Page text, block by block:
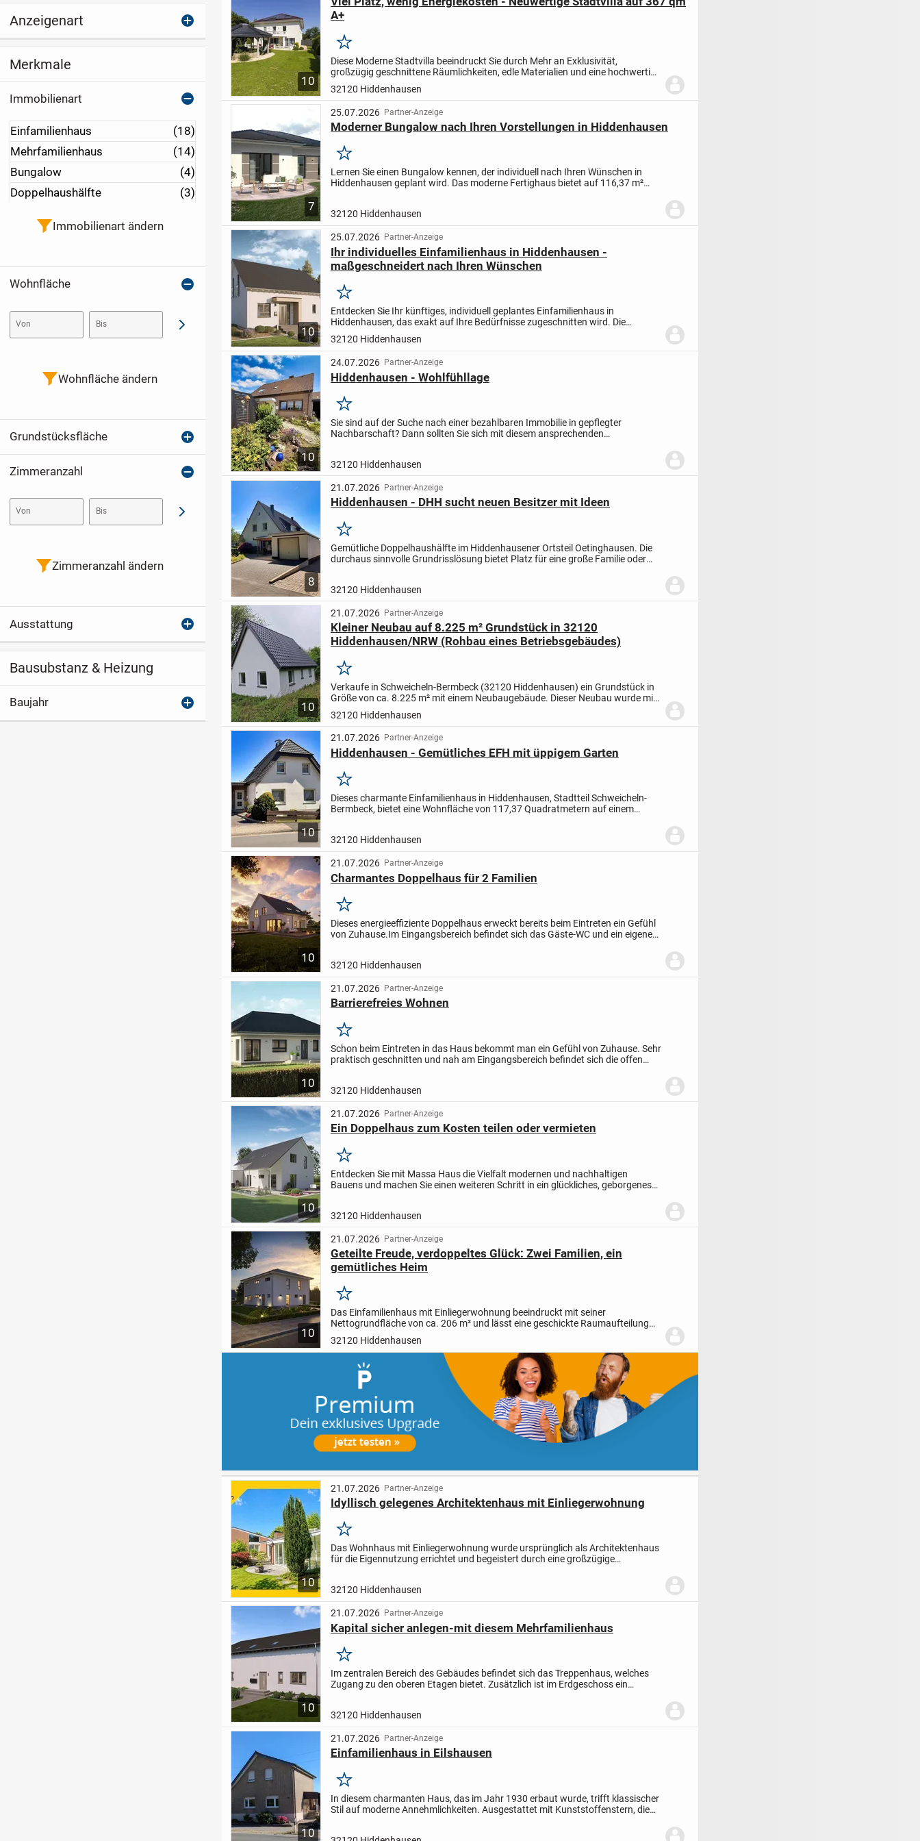
10
A+
Merken
Diese Moderne Stadtvilla beeindruckt Sie durch Mehr an Exklusivität,
großzügig geschnittene Räumlichkeiten, edle Materialien und eine hochwertige
Ausstattung. Eine äußerst großzügige Wohnfläche von...
32120 Hiddenhausen
7
25.07.2026 Partner-Anzeige
Moderner Bungalow nach Ihren Vorstellungen in Hiddenhausen
Merken
Lernen Sie einen Bungalow kennen, der individuell nach Ihren Wünschen in
Hiddenhausen geplant wird. Das moderne Fertighaus bietet auf 116,37 m²
32120 Hiddenhausen
10
25.07.2026 Partner-Anzeige
Ihr individuelles Einfamilienhaus in Hiddenhausen -
maßgeschneidert nach Ihren Wünschen
Merken
Entdecken Sie Ihr künftiges, individuell geplantes Einfamilienhaus in
Hiddenhausen, das exakt auf Ihre Bedürfnisse zugeschnitten wird. Die
großzügige Wohnfläche von 142,23 m² bietet Ihnen ein cleveres...
32120 Hiddenhausen
10
24.07.2026 Partner-Anzeige
Hiddenhausen - Wohlfühllage
Merken
Sie sind auf der Suche nach einer bezahlbaren Immobilie in gepflegter
Nachbarschaft? Dann sollten Sie sich mit diesem ansprechenden
32120 Hiddenhausen
8
21.07.2026 Partner-Anzeige
Hiddenhausen - DHH sucht neuen Besitzer mit Ideen
Merken
Gemütliche Doppelhaushälfte im Hiddenhausener Ortsteil Oetinghausen. Die
durchaus sinnvolle Grundrisslösung bietet Platz für eine große Familie oder
32120 Hiddenhausen
10
21.07.2026 Partner-Anzeige
Kleiner Neubau auf 8.225 m² Grundstück in 32120
Hiddenhausen/NRW (Rohbau eines Betriebsgebäudes)
Merken
Verkaufe in Schweicheln-Bermbeck (32120 Hiddenhausen) ein Grundstück in
Größe von ca. 8.225 m² mit einem Neubaugebäude. Dieser Neubau wurde mit
einer 20 cm Außenwärmedämmung errichtet und hat...
32120 Hiddenhausen
10
21.07.2026 Partner-Anzeige
Hiddenhausen - Gemütliches EFH mit üppigem Garten
Merken
Dieses charmante Einfamilienhaus in Hiddenhausen, Stadtteil Schweicheln-
Bermbeck, bietet eine Wohnfläche von 117,37 Quadratmetern auf einem
32120 Hiddenhausen
10
21.07.2026 Partner-Anzeige
Charmantes Doppelhaus für 2 Familien
Merken
Dieses energieeffiziente Doppelhaus erweckt bereits beim Eintreten ein Gefühl
von Zuhause.Im Eingangsbereich befindet sich das Gäste-WC und ein eigener
32120 Hiddenhausen
10
21.07.2026 Partner-Anzeige
Barrierefreies Wohnen
Merken
Schon beim Eintreten in das Haus bekommt man ein Gefühl von Zuhause. Sehr
praktisch geschnitten und nah am Eingangsbereich befindet sich die offen
32120 Hiddenhausen
10
21.07.2026 Partner-Anzeige
Ein Doppelhaus zum Kosten teilen oder vermieten
Merken
Entdecken Sie mit Massa Haus die Vielfalt modernen und nachhaltigen
Bauens und machen Sie einen weiteren Schritt in ein glückliches, geborgenes
32120 Hiddenhausen
10
21.07.2026 Partner-Anzeige
Geteilte Freude, verdoppeltes Glück: Zwei Familien, ein
gemütliches Heim
Merken
Das Einfamilienhaus mit Einliegerwohnung beeindruckt mit seiner
Nettogrundfläche von ca. 206 m² und lässt eine geschickte Raumaufteilung
für die Verwirklichung individueller Wünsche zu. Im Erdgeschoss...
32120 Hiddenhausen
10
21.07.2026 Partner-Anzeige
Idyllisch gelegenes Architektenhaus mit Einliegerwohnung
Merken
Das Wohnhaus mit Einliegerwohnung wurde ursprünglich als Architektenhaus
für die Eigennutzung errichtet und begeistert durch eine großzügige
32120 Hiddenhausen
10
21.07.2026 Partner-Anzeige
Kapital sicher anlegen-mit diesem Mehrfamilienhaus
Merken
Im zentralen Bereich des Gebäudes befindet sich das Treppenhaus, welches
Zugang zu den oberen Etagen bietet. Zusätzlich ist im Erdgeschoss ein
32120 Hiddenhausen
10
21.07.2026 Partner-Anzeige
Einfamilienhaus in Eilshausen
Merken
In diesem charmanten Haus, das im Jahr 1930 erbaut wurde, trifft klassischer
Stil auf moderne Annehmlichkeiten. Ausgestattet mit Kunststoffenstern, die
Anzeigenart
Merkmale
Immobilienart
Einfamilienhaus
(18)
Mehrfamilienhaus
(14)
Bungalow
(4)
Doppelhaushälfte
(3)
Immobilienart ändern
Wohnfläche
Von Bis Abschicken
Wohnfläche ändern
Grundstücksfläche
Zimmeranzahl
Von Bis Abschicken
Zimmeranzahl ändern
Ausstattung
Bausubstanz & Heizung
Baujahr